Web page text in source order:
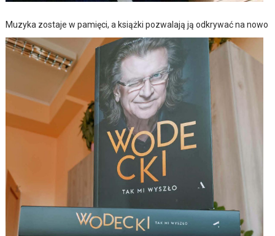
Muzyka zostaje w pamięci, a książki pozwalają ją odkrywać na nowo